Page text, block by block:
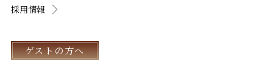
採用情報
ゲストの方へ